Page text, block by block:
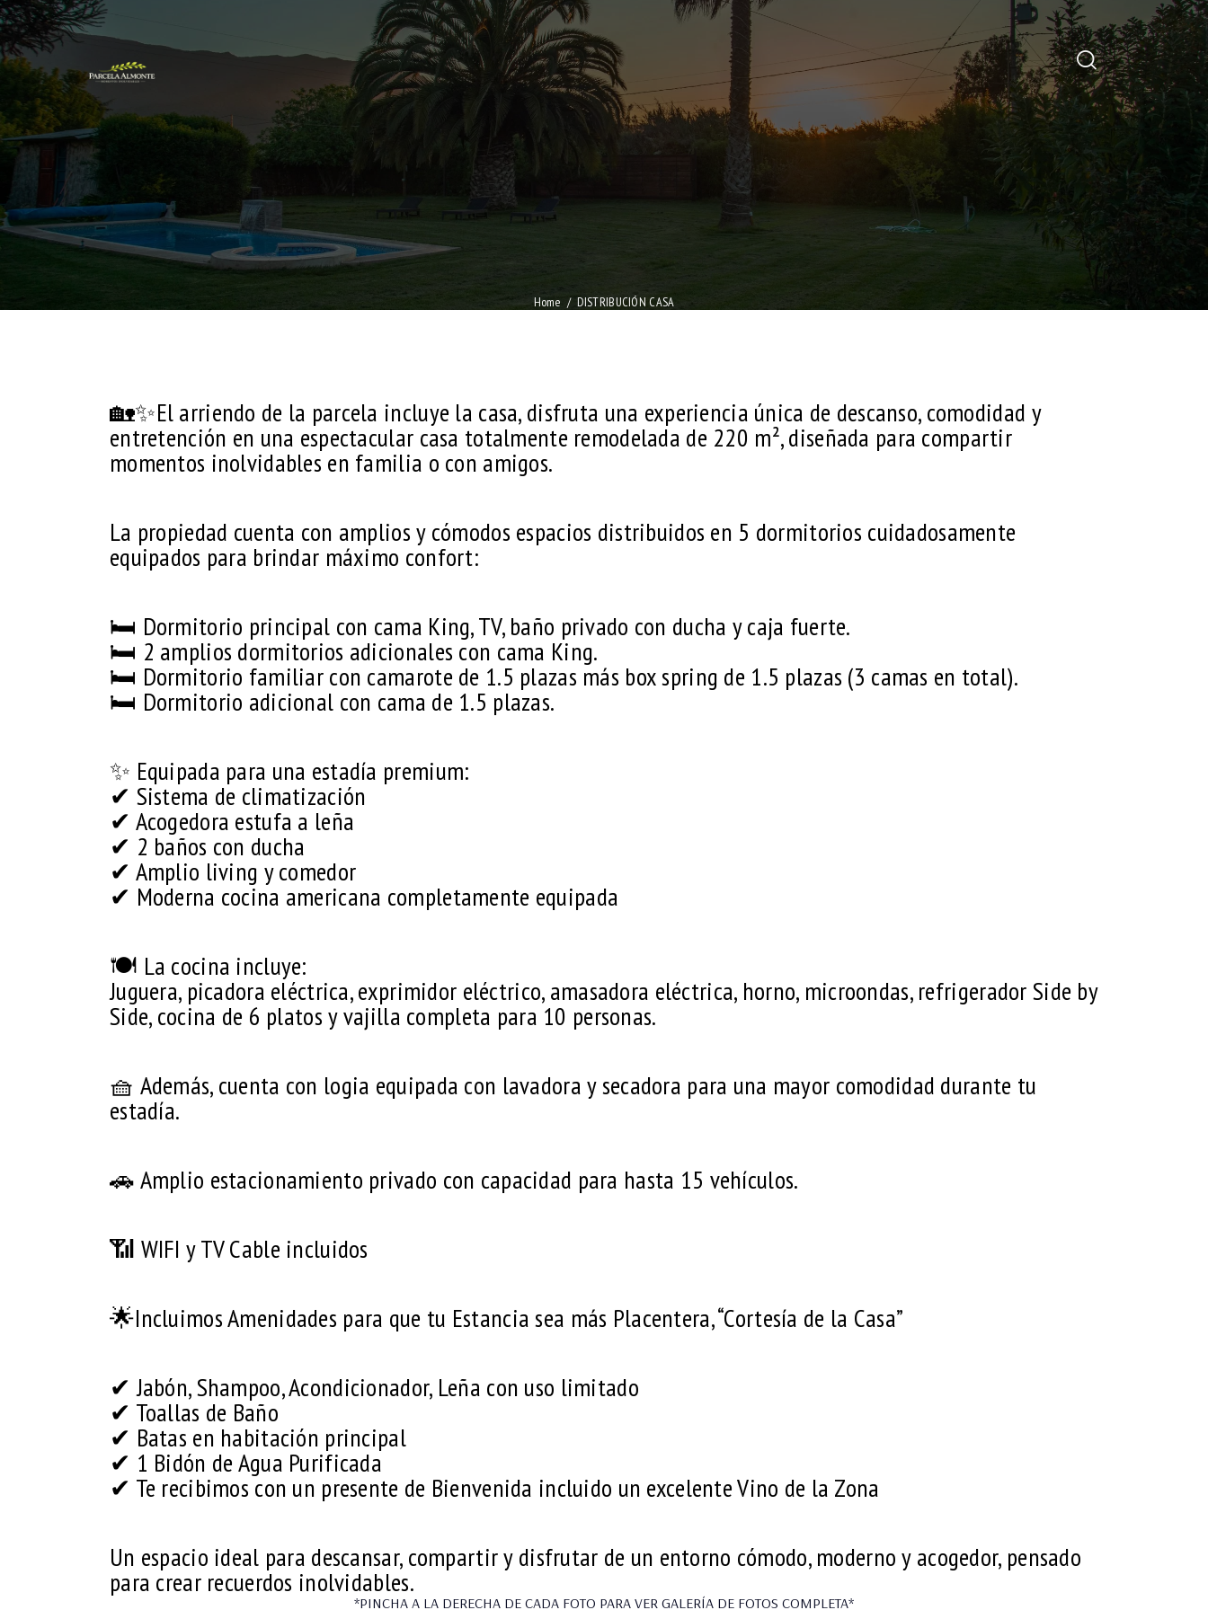
Home DISTRIBUCIÓN CASA
🏡✨El arriendo de la parcela incluye la casa, disfruta una experiencia única de descanso, comodidad y
entretención en una espectacular casa totalmente remodelada de 220 m², diseñada para compartir
momentos inolvidables en familia o con amigos.
La propiedad cuenta con amplios y cómodos espacios distribuidos en 5 dormitorios cuidadosamente
equipados para brindar máximo confort:
🛏 Dormitorio principal con cama King, TV, baño privado con ducha y caja fuerte.
🛏 2 amplios dormitorios adicionales con cama King.
🛏 Dormitorio familiar con camarote de 1.5 plazas más box spring de 1.5 plazas (3 camas en total).
🛏 Dormitorio adicional con cama de 1.5 plazas.
✨ Equipada para una estadía premium:
✔ Sistema de climatización
✔ Acogedora estufa a leña
✔ 2 baños con ducha
✔ Amplio living y comedor
✔ Moderna cocina americana completamente equipada
🍽 La cocina incluye:
Juguera, picadora eléctrica, exprimidor eléctrico, amasadora eléctrica, horno, microondas, refrigerador Side by
Side, cocina de 6 platos y vajilla completa para 10 personas.
🧺 Además, cuenta con logia equipada con lavadora y secadora para una mayor comodidad durante tu
estadía.
🚗 Amplio estacionamiento privado con capacidad para hasta 15 vehículos.
📶 WIFI y TV Cable incluidos
🌟Incluimos Amenidades para que tu Estancia sea más Placentera, “Cortesía de la Casa”
✔ Jabón, Shampoo, Acondicionador, Leña con uso limitado
✔ Toallas de Baño
✔ Batas en habitación principal
✔ 1 Bidón de Agua Purificada
✔ Te recibimos con un presente de Bienvenida incluido un excelente Vino de la Zona
Un espacio ideal para descansar, compartir y disfrutar de un entorno cómodo, moderno y acogedor, pensado
para crear recuerdos inolvidables.
*PINCHA A LA DERECHA DE CADA FOTO PARA VER GALERÍA DE FOTOS COMPLETA*